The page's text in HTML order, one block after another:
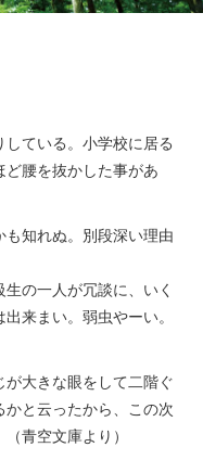
ている。小学校に居る
腰を抜かした事があ
知れぬ。別段深い理由
の一人が冗談に、いく
来まい。弱虫やーい。
大きな眼をして二階ぐ
かと云ったから、この次
青空文庫より）